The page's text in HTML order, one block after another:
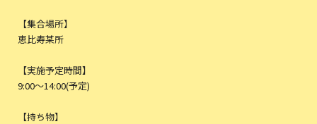
【集合場所】
恵比寿某所
【実施予定時間】
9:00〜14:00(予定)
【持ち物】